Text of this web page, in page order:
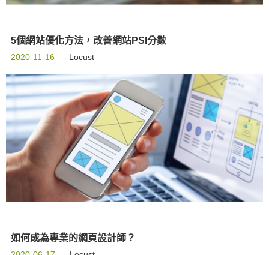
5個網站優化方法，改善網站PSI分數
2020-11-16 Locust
如何成為專業的網頁設計師？